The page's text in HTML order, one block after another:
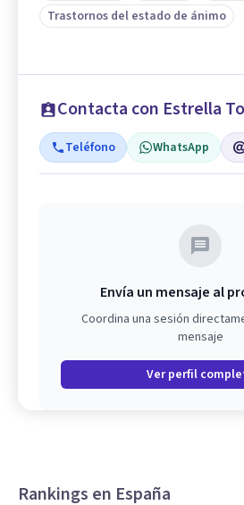
Trastornos del estado de ánimo
Contacta con Estrella
Teléfono WhatsApp
Envía un mensaje al
Coordina una sesión
mensaje
Ver perfil
Rankings en España